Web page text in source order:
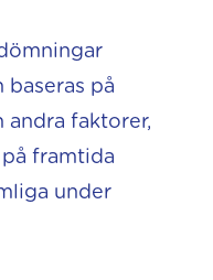
baseras på
andra faktorer,
framtida
under